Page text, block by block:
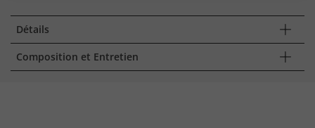
Détails
Composition et Entretien